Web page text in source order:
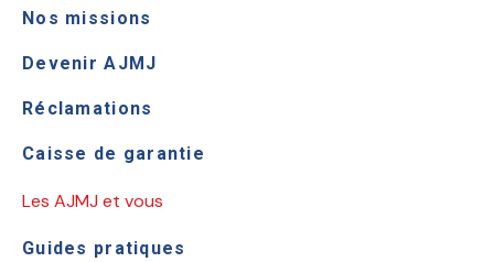
Nos missions
Devenir AJMJ
Réclamations
Caisse de garantie
Les AJMJ et vous
Guides pratiques